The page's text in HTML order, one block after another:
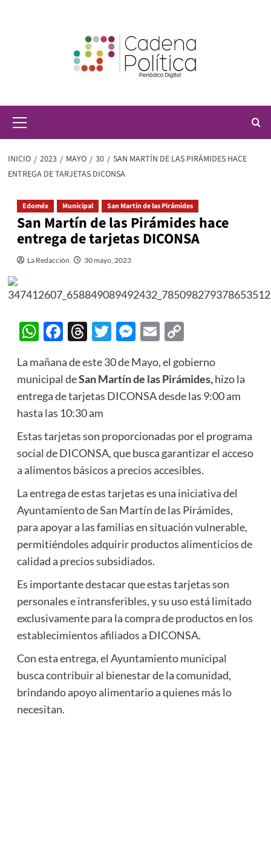
principal
INICIO 2023 MAYO 30
SAN MARTÍN DE LAS PIRÁMIDES HACE
ENTREGA DE TARJETAS DICONSA
Edoméx Municipal San Martín de las Pirámides
San Martín de las Pirámides hace
entrega de tarjetas DICONSA
La Redacción 30 mayo, 2023
WhatsApp
Facebook
Threads
Twitter
Messenger
EmailCopy
La mañana de este 30 de Mayo, el gobierno
municipal deSan Martín de las Pirámides,hizo la
entrega de tarjetas DICONSA desde las 9:00 am
hasta las 10:30 am
Estas tarjetas son proporcionadas por el programa
social de DICONSA, que busca garantizar el acceso
a alimentos básicos a precios accesibles.
La entrega de estas tarjetas es una iniciativa del
Ayuntamiento de San Martín de las Pirámides,
para apoyar a las familias en situación vulnerable,
permitiéndoles adquirir productos alimenticios de
calidad a precios subsidiados.
Es importante destacar que estas tarjetas son
personales e intransferibles, y su uso está limitado
exclusivamente para la compra de productos en los
establecimientos afiliados a DICONSA.
Con esta entrega, el Ayuntamiento municipal
busca contribuir al bienestar de la comunidad,
brindando apoyo alimentario a quienes más lo
necesitan.